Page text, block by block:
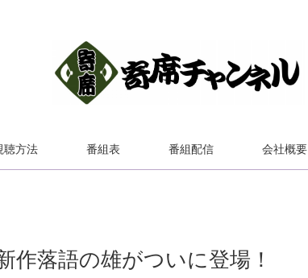
聴方法 番組表 番組配信 会社概要
落語の雄がついに登場！